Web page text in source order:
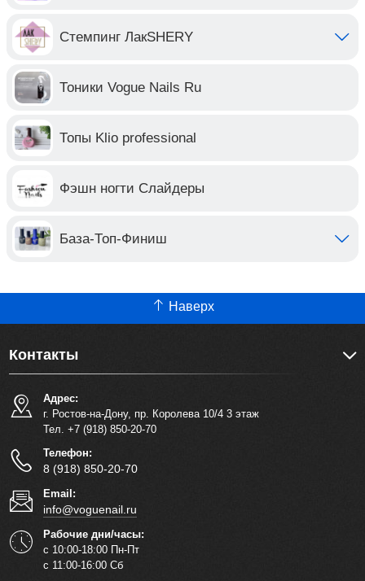
Стемпинг ЛакSHERY
Тоники Vogue Nails Ru
Топы Klio professional
Фэшн ногти Слайдеры
База-Топ-Финиш
Наверх
Контакты
Адрес:
г. Ростов-на-Дону, пр. Королева 10/4 3 этаж
Тел. +7 (918) 850-20-70
Телефон:
8 (918) 850-20-70
Email:
info@voguenail.ru
Рабочие дни/часы:
с 10:00-18:00 Пн-Пт
с 11:00-16:00 Сб